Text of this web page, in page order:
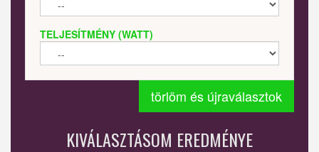
TELJESÍTMÉNY (WATT)
törlöm és újraválasztok
KIVÁLASZTÁSOM EREDMÉNYE